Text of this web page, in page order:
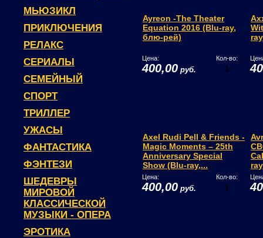
МЬЮЗИКЛ
ПРИКЛЮЧЕНИЯ
РЕЛАКС
СЕРИАЛЫ
СЕМЕЙНЫЙ
СПОРТ
ТРИЛЛЕР
УЖАСЫ
ФАНТАСТИКА
ФЭНТЕЗИ
ШЕДЕВРЫ
МИРОВОЙ
КЛАССИЧЕСКОЙ
МУЗЫКИ - ОПЕРА
ЭРОТИКА
Ayreon -The Theater
Equation 2016 (Blu-ray,
блю-рей)
Цена:
400,00 руб.
Кол-во:
Axel Rudi Pell & Friends -
Magic Moments – 25th
Anniversary Special
Show (Blu-ray,...
Цена:
400,00 руб.
Кол-во: